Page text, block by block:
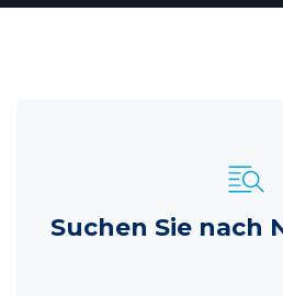
Suchen Sie nach